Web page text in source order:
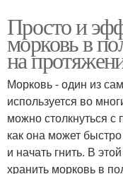
Просто и
морковь в
на
Морковь - один из
используется во
можно столкнуться
как она может
и начать гнить. В
хранить морковь в